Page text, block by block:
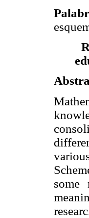
some